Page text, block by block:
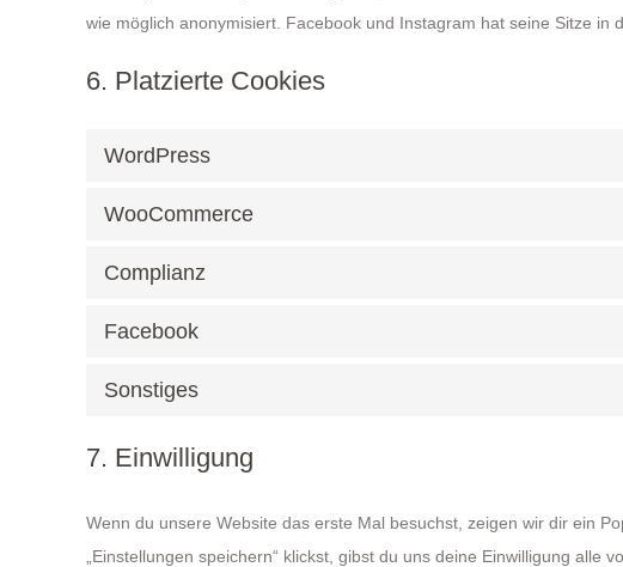
wie möglich anonymisiert. Facebook und Instagram hat seine Sitze in
6. Platzierte Cookies
WordPress
WooCommerce
Complianz
Facebook
Sonstiges
7. Einwilligung
Wenn du unsere Website das erste Mal besuchst, zeigen wir dir ein
„Einstellungen speichern“ klickst, gibst du uns deine Einwilligung alle